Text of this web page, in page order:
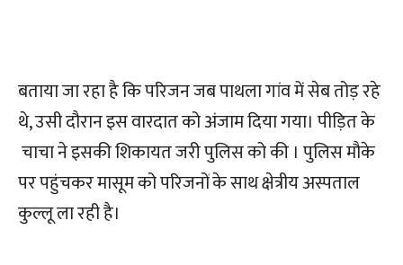
बताया जा रहा है कि परिजन जब पाथला गांव में सेब तोड़ रहे
थे, उसी दौरान इस वारदात को अंजाम दिया गया। पीड़ित के
चाचा ने इसकी शिकायत जरी पुलिस को की । पुलिस मौके
पर पहुंचकर मासूम को परिजनों के साथ क्षेत्रीय अस्पताल
कुल्लू ला रही है।